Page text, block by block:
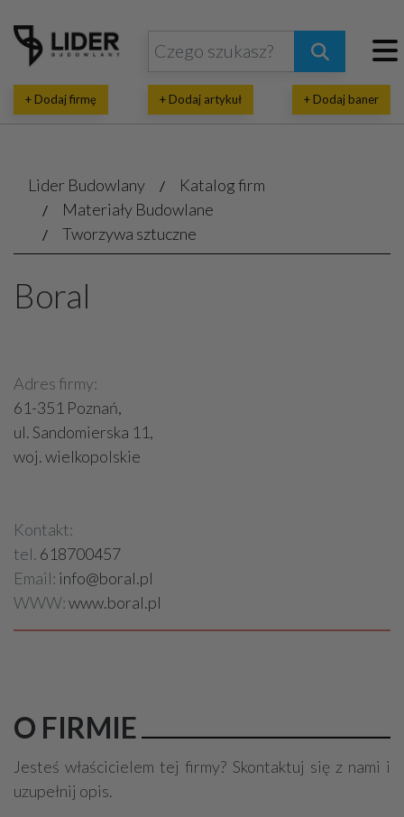
+ Dodaj firmę + Dodaj artykuł + Dodaj baner
Lider Budowlany
Katalog firm
Materiały Budowlane
Tworzywa sztuczne
Boral
Adres firmy:
61-351 Poznań,
ul. Sandomierska 11,
woj. wielkopolskie
Kontakt:
tel. 618700457
Email: info@boral.pl
WWW:www.boral.pl
O FIRMIE
Jesteś właścicielem tej firmy? Skontaktuj się z nami i
uzupełnij opis.